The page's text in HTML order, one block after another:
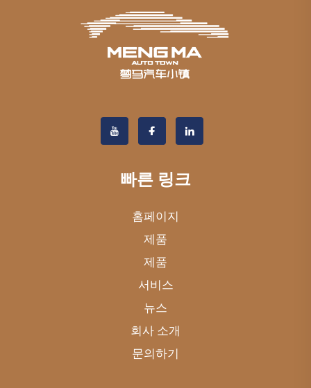
빠른 링크
홈페이지
제품
제품
서비스
뉴스
회사 소개
문의하기